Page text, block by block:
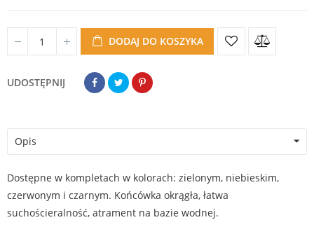
DODAJ DO KOSZYKA
UDOSTĘPNIJ
Opis
Dostępne w kompletach w kolorach: zielonym, niebieskim,
czerwonym i czarnym. Końcówka okrągła, łatwa
suchościeralność, atrament na bazie wodnej.